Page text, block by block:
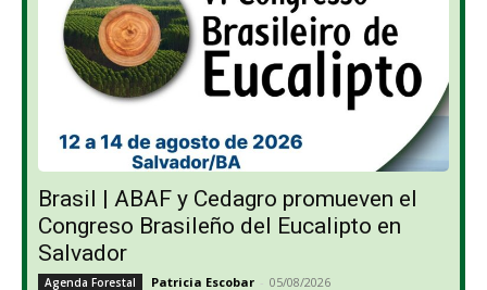
Brasil | ABAF y Cedagro promueven el
Congreso Brasileño del Eucalipto en
Salvador
Agenda Forestal Patricia Escobar - 05/08/2026